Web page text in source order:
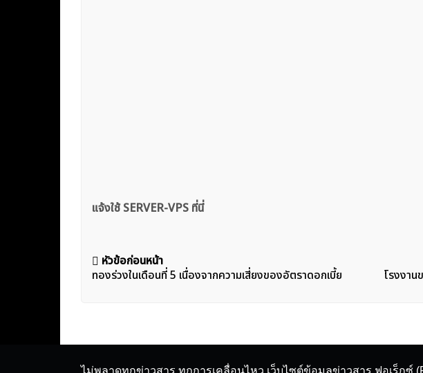
แจ้งใช้ SERVER-VPS ที่นี่
แนะแนว
เรื่อง
หัวข้อก่อนหน้า
ทองร่วงในเดือนที่ 5 เนื่องจากความเสี่ยงของอัตราดอกเบี้ย
โรงงา